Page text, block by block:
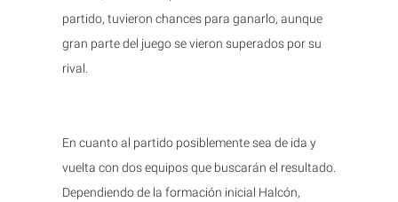
partido, tuvieron chances para ganarlo, aunque
gran parte del juego se vieron superados por su
rival.
En cuanto al partido posiblemente sea de ida y
vuelta con dos equipos que buscarán el resultado.
Dependiendo de la formación inicial Halcón,